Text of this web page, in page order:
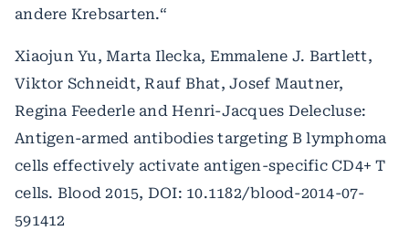
andere Krebsarten.“
Xiaojun Yu, Marta Ilecka, Emmalene J. Bartlett,
Viktor Schneidt, Rauf Bhat, Josef Mautner,
Regina Feederle and Henri-Jacques Delecluse:
Antigen-armed antibodies targeting B lymphoma
cells effectively activate antigen-specific CD4+ T
cells. Blood 2015, DOI: 10.1182/blood-2014-07-
591412